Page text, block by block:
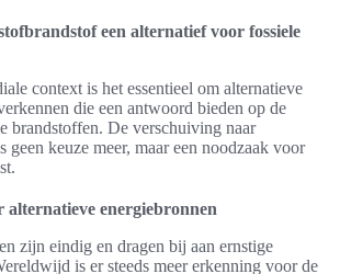
een alternatief voor fossiele
context is het essentieel om alternatieve
die een antwoord bieden op de
brandstoffen. De verschuiving naar
geen keuze meer, maar een noodzaak voor
alternatieve energiebronnen
zijn eindig en dragen bij aan ernstige
is er steeds meer erkenning voor de